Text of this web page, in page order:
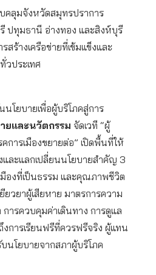
คลุมจังหวัดสมุทรปราการ
ปทุมธานี อ่างทอง และสิงห์บุรี
ร้างเครือข่ายที่เข้มแข็งและ
วประเทศ
นโยบายเพื่อผู้บริโภคสู่การ
ยและนวัตกรรม จัดเวที “ผู้
การเมืองขยายต่อ” เปิดพื้นที่ให้
และแลกเปลี่ยนนโยบายสำคัญ 3
องที่เป็นธรรม และคุณภาพชีวิต
วยาผู้เสียหาย มาตรการความ
ารควบคุมค่าเดินทาง การดูแล
การเรียนฟรีที่ควรฟรีจริง ผู้แทน
นโยบายจากสภาผู้บริโภค